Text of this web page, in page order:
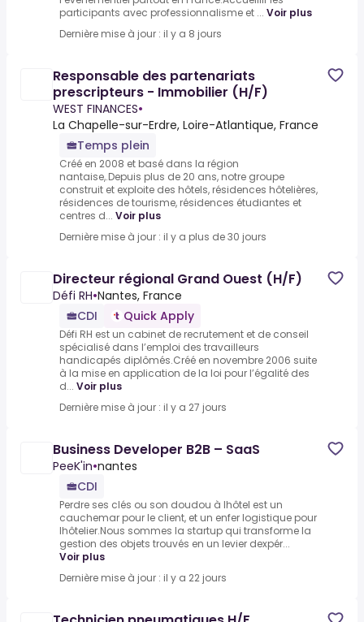
participants avec professionnalisme et ... Voir plus
Dernière mise à jour : il y a 8 jours
Responsable des partenariats
prescripteurs - Immobilier (H/F)
WEST FINANCES•
La Chapelle-sur-Erdre, Loire-Atlantique, France
Temps plein
Créé en 2008 et basé dans la région
nantaise,.Depuis plus de 20 ans, notre groupe
construit et exploite des hôtels, résidences hôtelières,
résidences de tourisme, résidences étudiantes et
centres d... Voir plus
Dernière mise à jour : il y a plus de 30 jours
Directeur régional Grand Ouest (H/F)
Défi RH•Nantes, France
CDI
Quick Apply
Défi RH est un cabinet de recrutement et de conseil
spécialisé dans l’emploi des travailleurs
handicapés diplômés.Créé en novembre 2006 suite
à la mise en application de la loi pour l’égalité des
d... Voir plus
Dernière mise à jour : il y a 27 jours
Business Developer B2B – SaaS
PeeK'in•nantes
CDI
Perdre ses clés ou son doudou à lhôtel est un
cauchemar pour le client, et un enfer logistique pour
lhôtelier.Nous sommes la startup qui transforme la
gestion des objets trouvés en un levier dexpér...
Voir plus
Dernière mise à jour : il y a 22 jours